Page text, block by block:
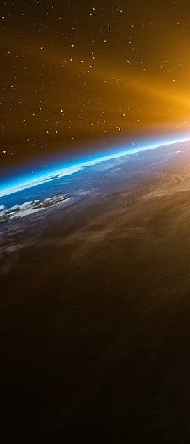
dette publique, on
sensible depuis la fin du XX
était détenu par des non-
Pour l’essentiel il
d’assurance
voire de fonds spéculatifs.
On retrouve au sein de
2022, selon les données
non-résidents, contre
Les particuliers,
Ce sont d’ailleurs
retrouve parmi les
L’État français emprunte
sociétés financières
compagnies